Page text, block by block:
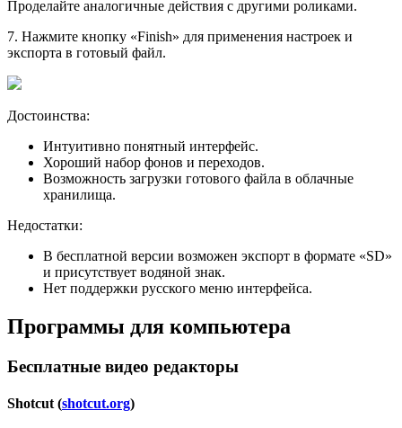
Проделайте аналогичные действия с другими роликами.
7. Нажмите кнопку «Finish» для применения настроек и
экспорта в готовый файл.
Достоинства:
Интуитивно понятный интерфейс.
Хороший набор фонов и переходов.
Возможность загрузки готового файла в облачные
хранилища.
Недостатки:
В бесплатной версии возможен экспорт в формате «SD»
и присутствует водяной знак.
Нет поддержки русского меню интерфейса.
Программы для компьютера
Бесплатные видео редакторы
Shotcut (shotcut.org)